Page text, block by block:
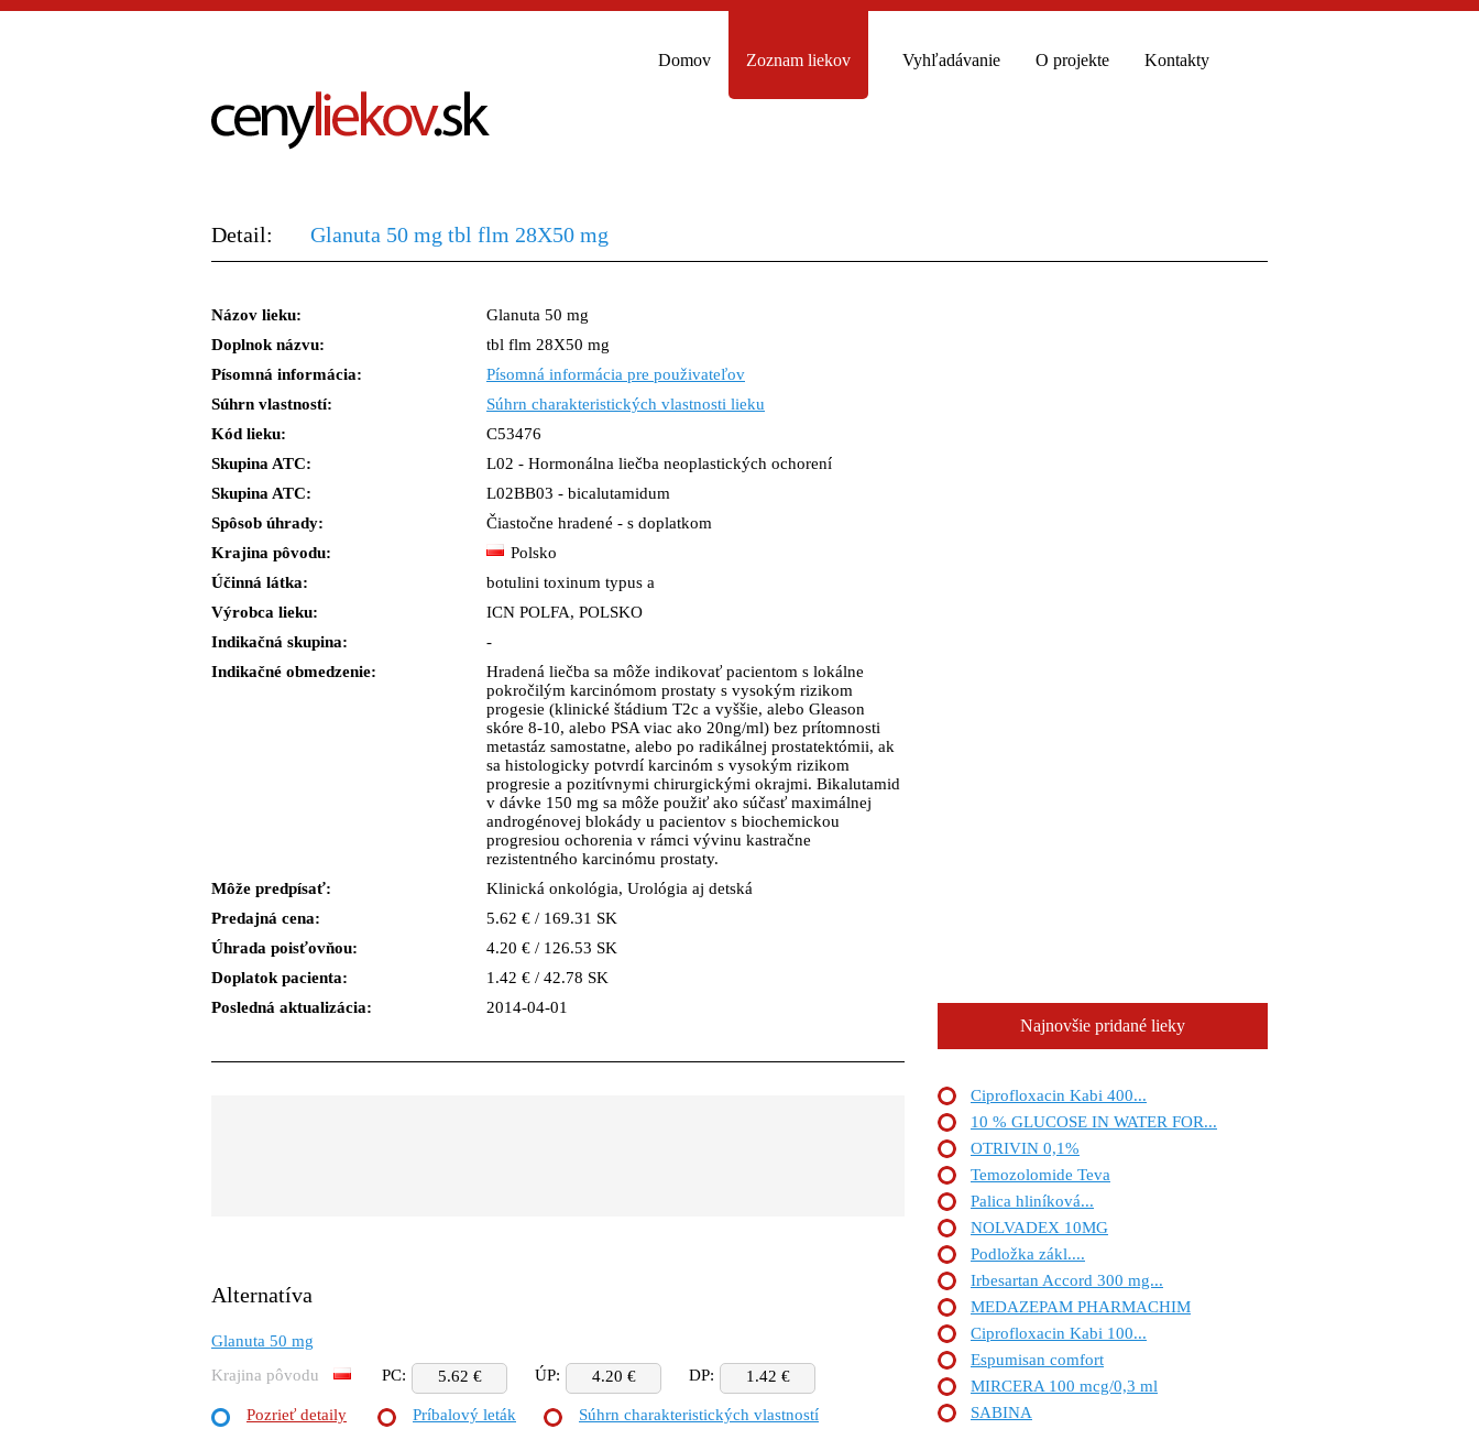
Domov Zoznam liekov Vyhľadávanie O projekte Kontakty
Detail: Glanuta 50 mg tbl flm 28X50 mg
Názov lieku:
Glanuta 50 mg
Doplnok názvu:
tbl flm 28X50 mg
Písomná informácia:
Písomná informácia pre použivateľov
Súhrn vlastností:
Súhrn charakteristických vlastnosti lieku
Kód lieku:
C53476
Skupina ATC:
L02 - Hormonálna liečba neoplastických ochorení
Skupina ATC:
L02BB03 - bicalutamidum
Spôsob úhrady:
Čiastočne hradené - s doplatkom
Krajina pôvodu:
Polsko
Účinná látka:
botulini toxinum typus a
Výrobca lieku:
ICN POLFA, POLSKO
Indikačná skupina:
-
Indikačné obmedzenie:
Hradená liečba sa môže indikovať pacientom s lokálne
pokročilým karcinómom prostaty s vysokým rizikom
progesie (klinické štádium T2c a vyššie, alebo Gleason
skóre 8-10, alebo PSA viac ako 20ng/ml) bez prítomnosti
metastáz samostatne, alebo po radikálnej prostatektómii, ak
sa histologicky potvrdí karcinóm s vysokým rizikom
progresie a pozitívnymi chirurgickými okrajmi. Bikalutamid
v dávke 150 mg sa môže použiť ako súčasť maximálnej
androgénovej blokády u pacientov s biochemickou
progresiou ochorenia v rámci vývinu kastračne
rezistentného karcinómu prostaty.
Môže predpísať:
Klinická onkológia, Urológia aj detská
Predajná cena:
5.62 € / 169.31 SK
Úhrada poisťovňou:
4.20 € / 126.53 SK
Doplatok pacienta:
1.42 € / 42.78 SK
Posledná aktualizácia:
2014-04-01
Alternatíva
Glanuta 50 mg
Krajina pôvodu
PC: 5.62 € ÚP: 4.20 € DP: 1.42 €
Pozrieť detaily Príbalový leták Súhrn charakteristických vlastností
Najnovšie pridané lieky
Ciprofloxacin Kabi 400...
10 % GLUCOSE IN WATER FOR...
OTRIVIN 0,1%
Temozolomide Teva
Palica hliníková...
NOLVADEX 10MG
Podložka zákl....
Irbesartan Accord 300 mg...
MEDAZEPAM PHARMACHIM
Ciprofloxacin Kabi 100...
Espumisan comfort
MIRCERA 100 mcg/0,3 ml
SABINA